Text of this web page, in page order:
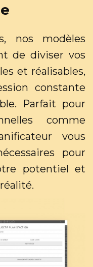
nos modèles
de diviser vos
et réalisables,
constante
Parfait pour
comme
vous
pour
potentiel et